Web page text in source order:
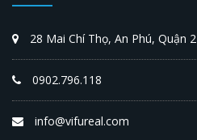
28 Mai Chí Thọ, An Phú, Quận 2
0902.796.118
info@vifureal.com